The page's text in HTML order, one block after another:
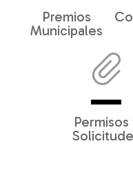
Premios
Municipales
Permisos